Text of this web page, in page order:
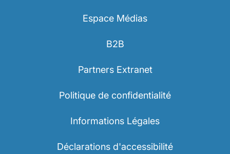
Espace Médias
B2B
Partners Extranet
Politique de confidentialité
Informations Légales
Déclarations d'accessibilité